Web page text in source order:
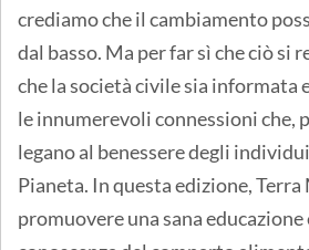
crediamo che il cambiamento
dal basso. Ma per far sì che ciò si
che la società civile sia informata
le innumerevoli connessioni che,
legano al benessere degli
Pianeta. In questa edizione,
promuovere una sana